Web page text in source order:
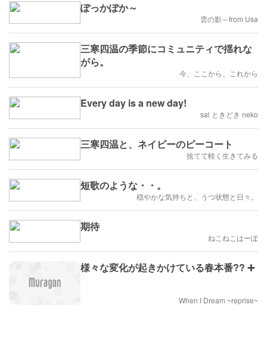
ぽっかぽか～
雲の影～from Usa
三寒四温の季節にコミュニティで揺れな
がら。
今、ここから、これから
Every day is a new day!
sai ときどき neko
三寒四温と、ネイビーのピーコート
捨てて軽く生きてみる
短歌のような・・。
穏やかな気持ちと、うつ状態と日々。
期待
ねこねこはーぽ
様々な変化が起きかけている春本番?? ➕
When I Dream ~reprise~